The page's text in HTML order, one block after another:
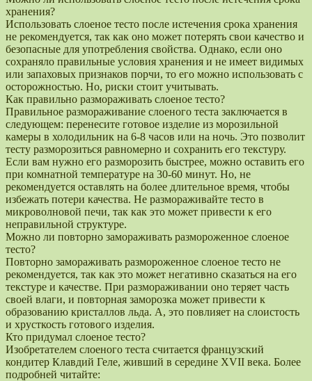
хранения?
Использовать слоеное тесто после истечения срока хранения
не рекомендуется, так как оно может потерять свои качество и
безопасные для употребления свойства. Однако, если оно
сохраняло правильные условия хранения и не имеет видимых
или запаховых признаков порчи, то его можно использовать с
осторожностью. Но, риски стоит учитывать.
Как правильно размораживать слоеное тесто?
Правильное размораживание слоеного теста заключается в
следующем: перенесите готовое изделие из морозильной
камеры в холодильник на 6-8 часов или на ночь. Это позволит
тесту разморозиться равномерно и сохранить его текстуру.
Если вам нужно его разморозить быстрее, можно оставить его
при комнатной температуре на 30-60 минут. Но, не
рекомендуется оставлять на более длительное время, чтобы
избежать потери качества. Не размораживайте тесто в
микроволновой печи, так как это может привести к его
неправильной структуре.
Можно ли повторно замораживать размороженное слоеное
тесто?
Повторно замораживать размороженное слоеное тесто не
рекомендуется, так как это может негативно сказаться на его
текстуре и качестве. При размораживании оно теряет часть
своей влаги, и повторная заморозка может привести к
образованию кристаллов льда. А, это повлияет на слоистость
и хрусткость готового изделия.
Кто придумал слоеное тесто?
Изобретателем слоеного теста считается французский
кондитер Клавдий Геле, живший в середине XVII века. Более
подробней читайте: